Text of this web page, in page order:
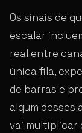
Os sinais de
escalar
real entre
única fila,
de barras e
algum desses
vai multiplicar